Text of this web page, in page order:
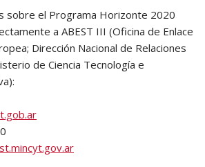
sobre el Programa Horizonte 2020
a ABEST III (Oficina de Enlace
Dirección Nacional de Relaciones
de Ciencia Tecnología e